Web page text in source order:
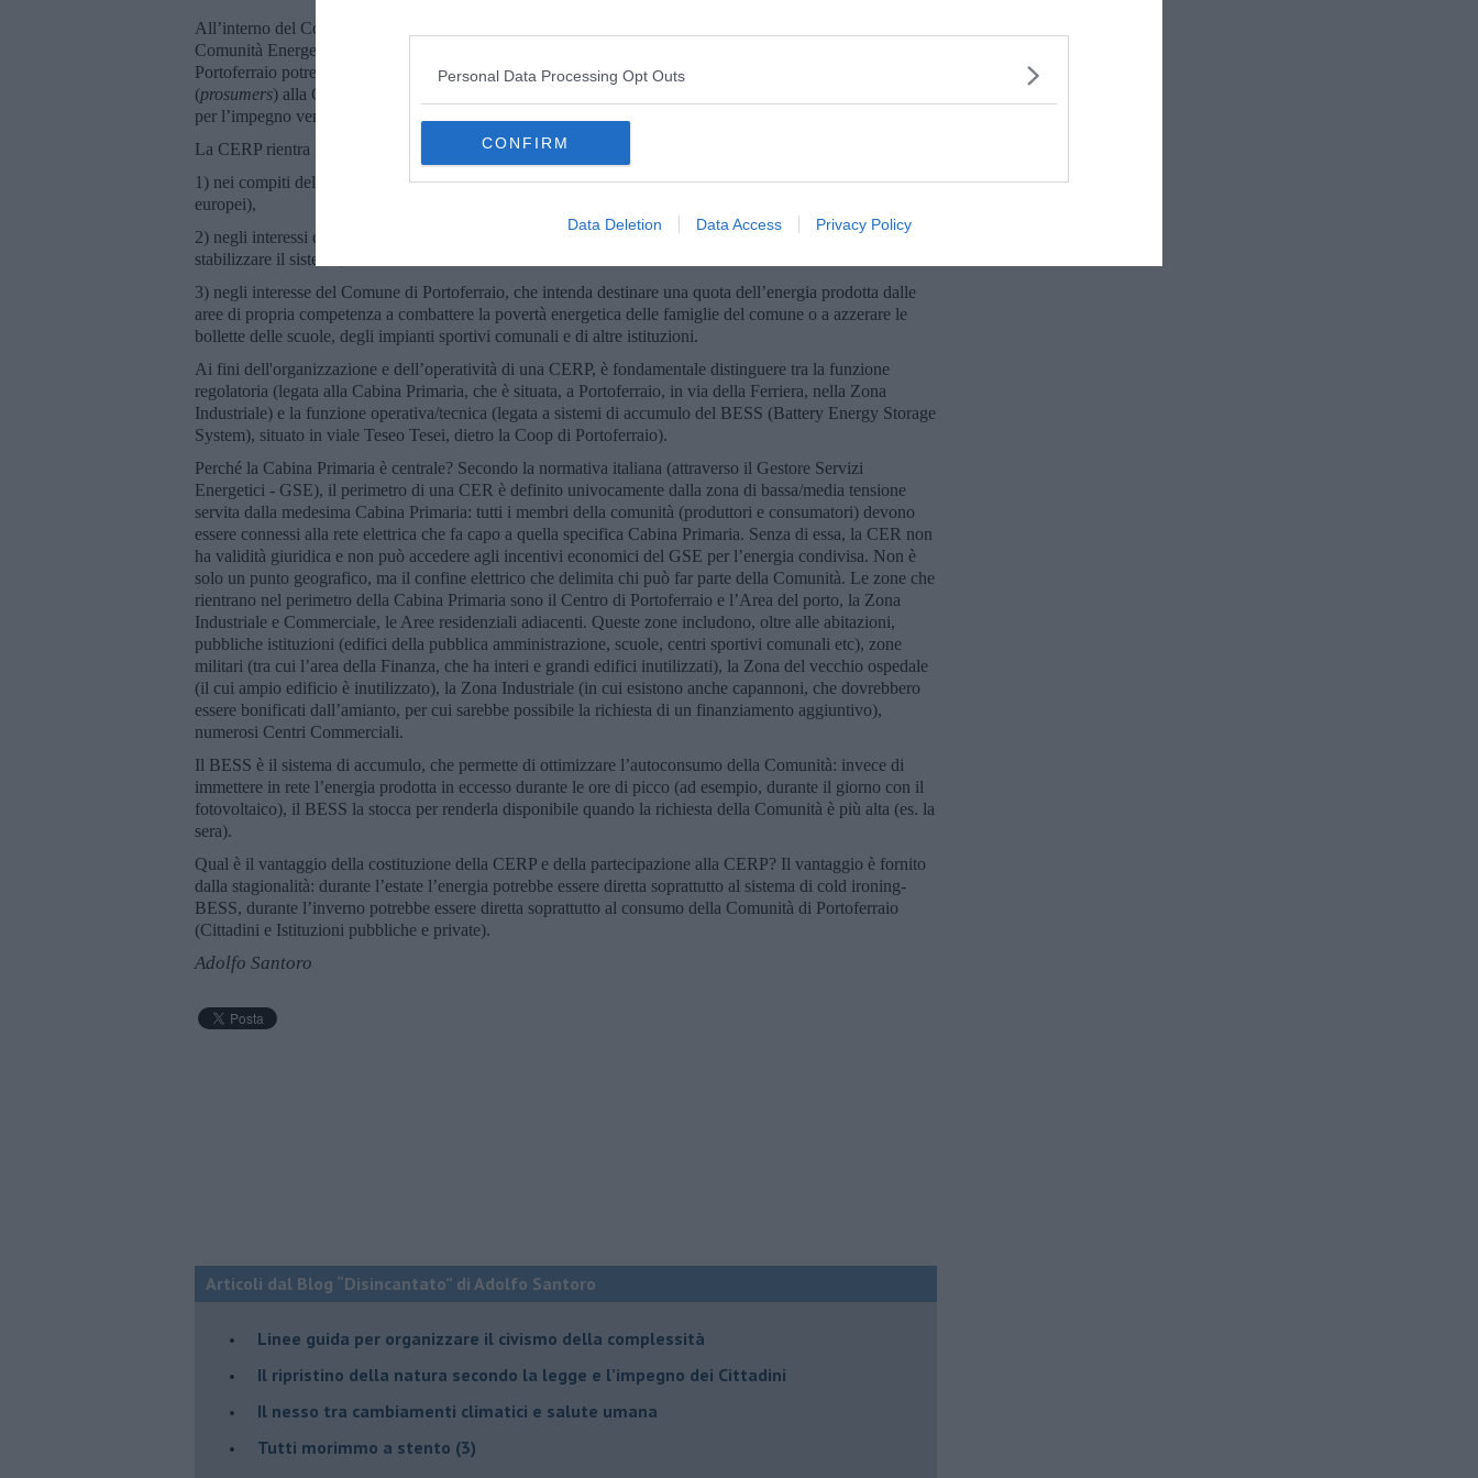
Personal Data Processing Opt Outs
CONFIRM
Data Deletion Data Access Privacy Policy
All’interno del Convegno si parlerà, più o meno esplicitamente, della possibilità della costituzione di una
Comunità Energetica Rinnovabile di Porto (CERP). Nel caso sia realizzata questa possibilità i Cittadini di
Portoferraio potrebbero partecipare come consumatori (consumers ) o come produttori/consumatori
(prosumers) alla CERP. All’interno del Convegno sono co-presenti i soggetti che dovrebbero accordarsi
per l’impegno verso la CERP: l’Autorità Portuale, Terna e il Sindaco di Portoferraio.
La CERP rientra infatti
1) nei compiti dell’Autorità di Sistema Portuale (AdSP) per decarbonizzare i porti (e adempiere ai mandati
europei),
2) negli interessi di Terna che ha bisogno di flessibilità e accumulo virtuale sulle reti insulari e costiere per
stabilizzare il sistema,
3) negli interesse del Comune di Portoferraio, che intenda destinare una quota dell’energia prodotta dalle
aree di propria competenza a combattere la povertà energetica delle famiglie del comune o a azzerare le
bollette delle scuole, degli impianti sportivi comunali e di altre istituzioni.
Ai fini dell'organizzazione e dell’operatività di una CERP, è fondamentale distinguere tra la funzione
regolatoria (legata alla Cabina Primaria, che è situata, a Portoferraio, in via della Ferriera, nella Zona
Industriale) e la funzione operativa/tecnica (legata a sistemi di accumulo del BESS (Battery Energy Storage
System), situato in viale Teseo Tesei, dietro la Coop di Portoferraio).
Perché la Cabina Primaria è centrale? Secondo la normativa italiana (attraverso il Gestore Servizi
Energetici - GSE), il perimetro di una CER è definito univocamente dalla zona di bassa/media tensione
servita dalla medesima Cabina Primaria: tutti i membri della comunità (produttori e consumatori) devono
essere connessi alla rete elettrica che fa capo a quella specifica Cabina Primaria. Senza di essa, la CER non
ha validità giuridica e non può accedere agli incentivi economici del GSE per l’energia condivisa. Non è
solo un punto geografico, ma il confine elettrico che delimita chi può far parte della Comunità. Le zone che
rientrano nel perimetro della Cabina Primaria sono il Centro di Portoferraio e l’Area del porto, la Zona
Industriale e Commerciale, le Aree residenziali adiacenti. Queste zone includono, oltre alle abitazioni,
pubbliche istituzioni (edifici della pubblica amministrazione, scuole, centri sportivi comunali etc), zone
militari (tra cui l’area della Finanza, che ha interi e grandi edifici inutilizzati), la Zona del vecchio ospedale
(il cui ampio edificio è inutilizzato), la Zona Industriale (in cui esistono anche capannoni, che dovrebbero
essere bonificati dall’amianto, per cui sarebbe possibile la richiesta di un finanziamento aggiuntivo),
numerosi Centri Commerciali.
Il BESS è il sistema di accumulo, che permette di ottimizzare l’autoconsumo della Comunità: invece di
immettere in rete l’energia prodotta in eccesso durante le ore di picco (ad esempio, durante il giorno con il
fotovoltaico), il BESS la stocca per renderla disponibile quando la richiesta della Comunità è più alta (es. la
sera).
Qual è il vantaggio della costituzione della CERP e della partecipazione alla CERP? Il vantaggio è fornito
dalla stagionalità: durante l’estate l’energia potrebbe essere diretta soprattutto al sistema di cold ironing-
BESS, durante l’inverno potrebbe essere diretta soprattutto al consumo della Comunità di Portoferraio
(Cittadini e Istituzioni pubbliche e private).
Adolfo Santoro
Articoli dal Blog “Disincantato” di Adolfo Santoro
​Linee guida per organizzare il civismo della complessità
​Il ripristino della natura secondo la legge e l’impegno dei Cittadini
Il nesso tra cambiamenti climatici e salute umana
Tutti morimmo a stento (3)